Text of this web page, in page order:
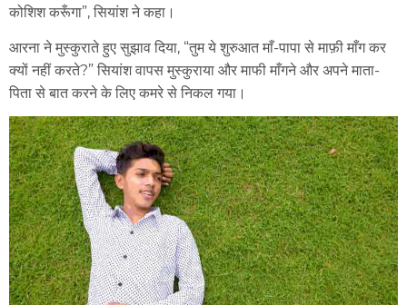
कोशिश करूँगा”, सियांश ने कहा।
आरना ने मुस्कुराते हुए सुझाव दिया, “तुम ये शुरुआत माँ-पापा से माफ़ी माँग कर
क्यों नहीं करते?” सियांश वापस मुस्कुराया और माफी माँगने और अपने माता-
पिता से बात करने के लिए कमरे से निकल गया।